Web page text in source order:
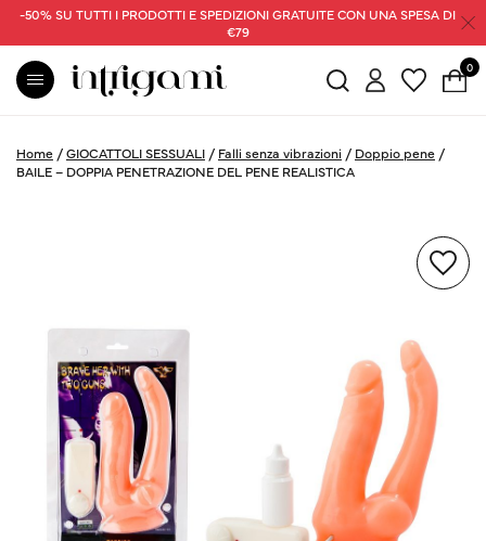
-50% SU TUTTI I PRODOTTI E SPEDIZIONI GRATUITE CON UNA SPESA DI
€79
0
Home /GIOCATTOLI SESSUALI / Falli senza vibrazioni / Doppio pene /
BAILE – DOPPIA PENETRAZIONE DEL PENE REALISTICA